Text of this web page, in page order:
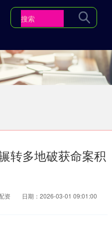
转多地破获命案积
资
日期：2026-03-01 09:01:00